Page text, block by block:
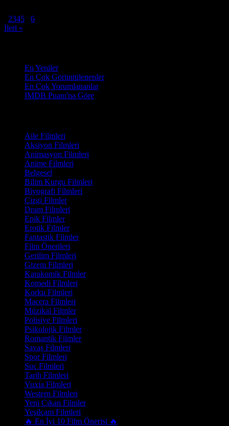
2345
6
İleri »
En Yeniler
En Çok Görüntülenenler
En Çok Yorumlananlar
IMDB Puanı'na Göre
Aile Filmleri
Aksiyon Filmleri
Animasyon Filmleri
Anime Filmleri
Belgesel
Bilim Kurgu Filmleri
Biyografi Filmleri
Çizgi Filmler
Dram Filmleri
Epik Filmler
Erotik Filmler
Fantastik Filmler
Film Önerileri
Gerilim Filmleri
Gizem Filmleri
Karakomik Filmler
Komedi Filmleri
Korku Filmleri
Macera Filmleri
Müzikal Filmler
Polisiye Filmleri
Psikolojik Filmler
Romantik Filmler
Savaş Filmleri
Spor Filmleri
Suç Filmleri
Tarih Filmleri
Vuxia Filmleri
Western Filmleri
Yeni Çıkan Filmler
Yeşilçam Filmleri
🔥 En İyi 10 Film Önerisi 🔥